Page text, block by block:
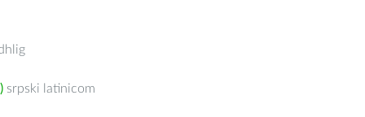
srpski latinicom